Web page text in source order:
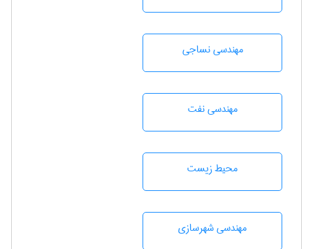
مهندسي نساجی
مهندسی نفت
محيط زيست
مهندسی شهرسازی